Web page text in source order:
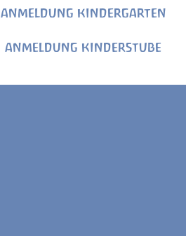
ANMELDUNG KINDERGARTEN
ANMELDUNG KINDERSTUBE